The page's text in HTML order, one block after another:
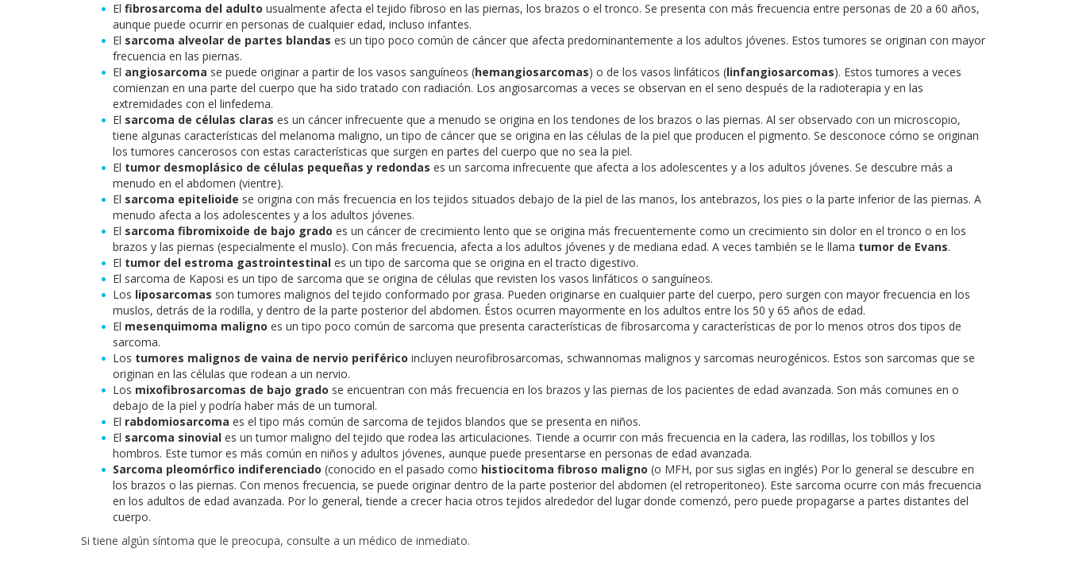
El fibrosarcoma del adulto usualmente afecta el tejido fibroso en las piernas, los brazos o el tronco. Se presenta con más frecuencia entre personas de 20 a 60 años,
aunque puede ocurrir en personas de cualquier edad, incluso infantes.
El sarcoma alveolar de partes blandas es un tipo poco común de cáncer que afecta predominantemente a los adultos jóvenes. Estos tumores se originan con mayor
frecuencia en las piernas.
El angiosarcoma se puede originar a partir de los vasos sanguíneos (hemangiosarcomas) o de los vasos linfáticos (linfangiosarcomas). Estos tumores a veces
comienzan en una parte del cuerpo que ha sido tratado con radiación. Los angiosarcomas a veces se observan en el seno después de la radioterapia y en las
extremidades con el linfedema.
El sarcoma de células claras es un cáncer infrecuente que a menudo se origina en los tendones de los brazos o las piernas. Al ser observado con un microscopio,
tiene algunas características del melanoma maligno, un tipo de cáncer que se origina en las células de la piel que producen el pigmento. Se desconoce cómo se originan
los tumores cancerosos con estas características que surgen en partes del cuerpo que no sea la piel.
El tumor desmoplásico de células pequeñas y redondas es un sarcoma infrecuente que afecta a los adolescentes y a los adultos jóvenes. Se descubre más a
menudo en el abdomen (vientre).
El sarcoma epitelioide se origina con más frecuencia en los tejidos situados debajo de la piel de las manos, los antebrazos, los pies o la parte inferior de las piernas. A
menudo afecta a los adolescentes y a los adultos jóvenes.
El sarcoma fibromixoide de bajo grado es un cáncer de crecimiento lento que se origina más frecuentemente como un crecimiento sin dolor en el tronco o en los
brazos y las piernas (especialmente el muslo). Con más frecuencia, afecta a los adultos jóvenes y de mediana edad. A veces también se le llama tumor de Evans.
El tumor del estroma gastrointestinal es un tipo de sarcoma que se origina en el tracto digestivo.
El sarcoma de Kaposi es un tipo de sarcoma que se origina de células que revisten los vasos linfáticos o sanguíneos.
Los liposarcomas son tumores malignos del tejido conformado por grasa. Pueden originarse en cualquier parte del cuerpo, pero surgen con mayor frecuencia en los
muslos, detrás de la rodilla, y dentro de la parte posterior del abdomen. Éstos ocurren mayormente en los adultos entre los 50 y 65 años de edad.
El mesenquimoma maligno es un tipo poco común de sarcoma que presenta características de fibrosarcoma y características de por lo menos otros dos tipos de
sarcoma.
Los tumores malignos de vaina de nervio periférico incluyen neurofibrosarcomas, schwannomas malignos y sarcomas neurogénicos. Estos son sarcomas que se
originan en las células que rodean a un nervio.
Los mixofibrosarcomas de bajo grado se encuentran con más frecuencia en los brazos y las piernas de los pacientes de edad avanzada. Son más comunes en o
debajo de la piel y podría haber más de un tumoral.
El rabdomiosarcoma es el tipo más común de sarcoma de tejidos blandos que se presenta en niños.
El sarcoma sinovial es un tumor maligno del tejido que rodea las articulaciones. Tiende a ocurrir con más frecuencia en la cadera, las rodillas, los tobillos y los
hombros. Este tumor es más común en niños y adultos jóvenes, aunque puede presentarse en personas de edad avanzada.
Sarcoma pleomórfico indiferenciado (conocido en el pasado como histiocitoma fibroso maligno (o MFH, por sus siglas en inglés) Por lo general se descubre en
los brazos o las piernas. Con menos frecuencia, se puede originar dentro de la parte posterior del abdomen (el retroperitoneo). Este sarcoma ocurre con más frecuencia
en los adultos de edad avanzada. Por lo general, tiende a crecer hacia otros tejidos alrededor del lugar donde comenzó, pero puede propagarse a partes distantes del
cuerpo.
Si tiene algún síntoma que le preocupa, consulte a un médico de inmediato.